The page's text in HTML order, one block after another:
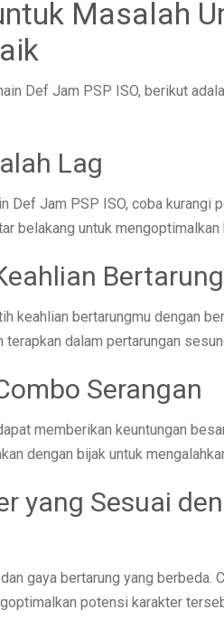
Masalah
Def Jam PSP ISO, berikut
Lag
Def Jam PSP ISO, coba kurangi
belakang untuk mengoptimalkan
Bertarung
keahlian bertarungmu dengan
dalam pertarungan
Serangan
memberikan keuntungan
dengan bijak untuk
yang Sesuai
gaya bertarung yang berbeda.
potensi karakter